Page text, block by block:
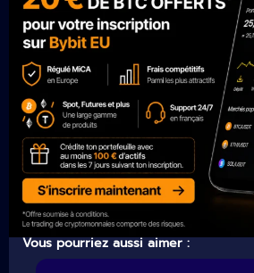
Vous pourriez aussi aimer :